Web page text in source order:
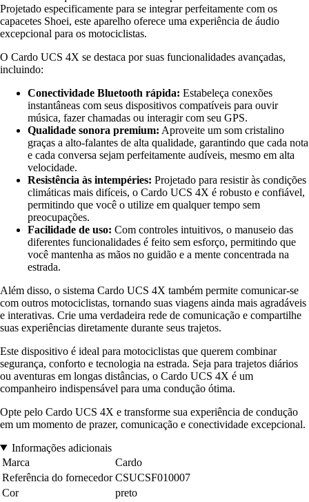
Projetado especificamente para se integrar perfeitamente com os
capacetes Shoei, este aparelho oferece uma experiência de áudio
excepcional para os motociclistas.
O Cardo UCS 4X se destaca por suas funcionalidades avançadas,
incluindo:
Conectividade Bluetooth rápida: Estabeleça conexões
instantâneas com seus dispositivos compatíveis para ouvir
música, fazer chamadas ou interagir com seu GPS.
Qualidade sonora premium: Aproveite um som cristalino
graças a alto-falantes de alta qualidade, garantindo que cada nota
e cada conversa sejam perfeitamente audíveis, mesmo em alta
velocidade.
Resistência às intempéries: Projetado para resistir às condições
climáticas mais difíceis, o Cardo UCS 4X é robusto e confiável,
permitindo que você o utilize em qualquer tempo sem
preocupações.
Facilidade de uso: Com controles intuitivos, o manuseio das
diferentes funcionalidades é feito sem esforço, permitindo que
você mantenha as mãos no guidão e a mente concentrada na
estrada.
Além disso, o sistema Cardo UCS 4X também permite comunicar-se
com outros motociclistas, tornando suas viagens ainda mais agradáveis
e interativas. Crie uma verdadeira rede de comunicação e compartilhe
suas experiências diretamente durante seus trajetos.
Este dispositivo é ideal para motociclistas que querem combinar
segurança, conforto e tecnologia na estrada. Seja para trajetos diários
ou aventuras em longas distâncias, o Cardo UCS 4X é um
companheiro indispensável para uma condução ótima.
Opte pelo Cardo UCS 4X e transforme sua experiência de condução
em um momento de prazer, comunicação e conectividade excepcional.
Informações adicionais
Marca
Cardo
Referência do fornecedor CSUCSF010007
Cor
preto